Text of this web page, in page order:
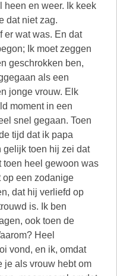
heen en weer. Ik keek
dat niet zag.
er wat was. En dat
Ik moet zeggen
geschrokken ben,
als een
jonge vrouw. Elk
moment in een
snel gegaan. Toen
tijd dat ik papa
gelijk toen hij zei dat
toen heel gewoon was
op een zodanige
dat hij verliefd op
is. Ik ben
ook toen de
Heel
vond, en ik, omdat
je als vrouw hebt om